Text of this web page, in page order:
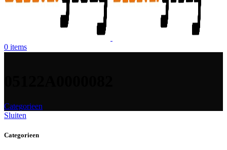
0 items
Categorieen
Sluiten
Categorieen